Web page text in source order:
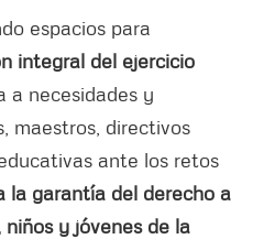
espacios para
integral del ejercicio
a necesidades y
maestros, directivos
ante los retos
la garantía del derecho a
y jóvenes de la